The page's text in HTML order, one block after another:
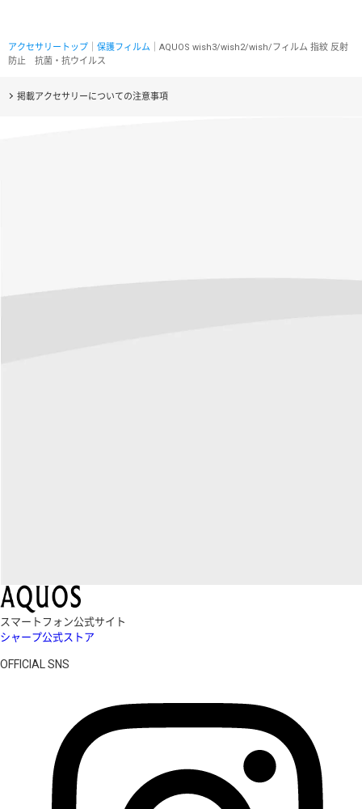
アクセサリートップ 保護フィルム ｜AQUOS wish3/wish2/wish/フィルム 指紋 反射
防止 抗菌・抗ウイルス
掲載アクセサリーについての注意事項
スマートフォン公式サイト
シャープ公式ストア
OFFICIAL SNS